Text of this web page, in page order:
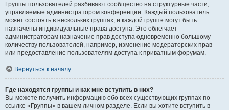
Группы пользователей разбивают сообщество на структурные части,
управляемые администратором конференции. Каждый пользователь
может состоять в нескольких группах, и каждой группе могут быть
назначены индивидуальные права доступа. Это облегчает
администраторам назначение прав доступа одновременно большому
количеству пользователей, например, изменение модераторских прав
или предоставление пользователям доступа к приватным форумам.
Вернуться к началу
Где находятся группы и как мне вступить в них?
Вы можете получить информацию обо всех существующих группах по
ссылке «Группы» в вашем личном разделе. Если вы хотите вступить в